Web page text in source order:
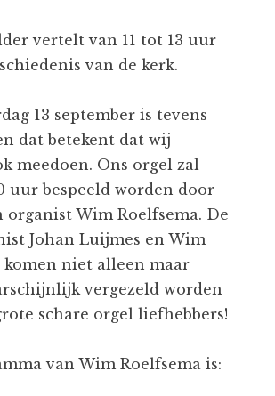
vertelt van 11 tot 13 uur
van de kerk.
13 september is tevens
dat betekent dat wij
meedoen. Ons orgel zal
uur bespeeld worden door
organist Wim Roelfsema. De
Johan Luijmes en Wim
komen niet alleen maar
vergezeld worden
schare orgel liefhebbers!
van Wim Roelfsema is: